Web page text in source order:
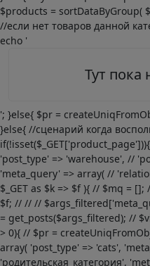
$products = sortDataByGroup(
//если нет товаров данной
echo '
Тут пока
'; }else{ $pr =
}else{ //сценарий когда
'post_type' => 'warehouse', //
'meta_query' => array( //
$_GET as $k => $f ){ // $mq =
$f; // // //
= get_posts($args_filtered); //
> 0){ // $pr =
array( 'post_type' => 'cats',
'родительская_категория',